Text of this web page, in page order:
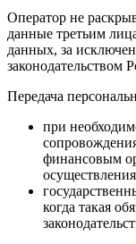
Оператор не
данные третьим
данных, за
законодательством
Передача
при
финансовым
когда такая